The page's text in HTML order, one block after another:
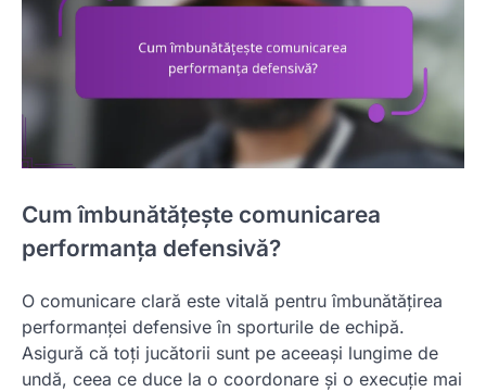
Cum îmbunătățește comunicarea
performanța defensivă?
O comunicare clară este vitală pentru îmbunătățirea
performanței defensive în sporturile de echipă.
Asigură că toți jucătorii sunt pe aceeași lungime de
undă, ceea ce duce la o coordonare și o execuție mai